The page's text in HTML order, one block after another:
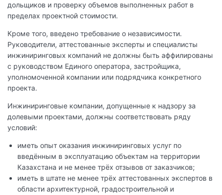
дольщиков и проверку объемов выполненных работ в
пределах проектной стоимости.
Кроме того, введено требование о независимости.
Руководители, аттестованные эксперты и специалисты
инжиниринговых компаний не должны быть аффилированы
с руководством Единого оператора, застройщика,
уполномоченной компании или подрядчика конкретного
проекта.
Инжиниринговые компании, допущенные к надзору за
долевыми проектами, должны соответствовать ряду
условий:
иметь опыт оказания инжиниринговых услуг по
введённым в эксплуатацию объектам на территории
Казахстана и не менее трёх отзывов от заказчиков;
иметь в штате не менее трёх аттестованных экспертов в
области архитектурной, градостроительной и